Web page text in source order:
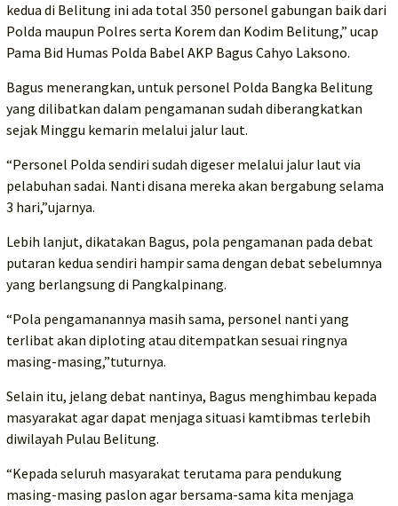
kedua di Belitung ini ada total 350 personel gabungan baik dari
Polda maupun Polres serta Korem dan Kodim Belitung,” ucap
Pama Bid Humas Polda Babel AKP Bagus Cahyo Laksono.
Bagus menerangkan, untuk personel Polda Bangka Belitung
yang dilibatkan dalam pengamanan sudah diberangkatkan
sejak Minggu kemarin melalui jalur laut.
“Personel Polda sendiri sudah digeser melalui jalur laut via
pelabuhan sadai. Nanti disana mereka akan bergabung selama
3 hari,”ujarnya.
Lebih lanjut, dikatakan Bagus, pola pengamanan pada debat
putaran kedua sendiri hampir sama dengan debat sebelumnya
yang berlangsung di Pangkalpinang.
“Pola pengamanannya masih sama, personel nanti yang
terlibat akan diploting atau ditempatkan sesuai ringnya
masing-masing,”tuturnya.
Selain itu, jelang debat nantinya, Bagus menghimbau kepada
masyarakat agar dapat menjaga situasi kamtibmas terlebih
diwilayah Pulau Belitung.
“Kepada seluruh masyarakat terutama para pendukung
masing-masing paslon agar bersama-sama kita menjaga